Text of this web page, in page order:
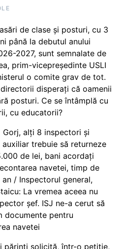
de clase și posturi, cu 3
până la debutul anului
2027, sunt semnalate de
prim-vicepreședinte USLI
o comite grav de tot.
disperați că oamenii
posturi. Ce se întâmplă cu
cu educatorii?
Gorj, alți 8 inspectori și
auxiliar trebuie să returneze
de lei, bani acordați
navetei, timp de
an / Inspectorul general,
La vremea aceea nu
șef. ISJ ne-a cerut să
documente pentru
navetei
părinți solicită, într-o petiție,